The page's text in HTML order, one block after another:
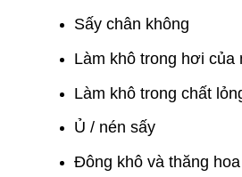
Sấy chân không
Làm khô trong hơi
Làm khô trong chất
Ủ / nén sấy
Đông khô và thăng hoa